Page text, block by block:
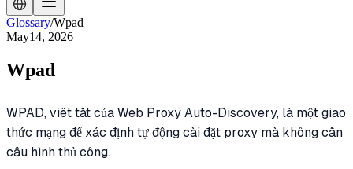
Glossary/Wpad
May14, 2026
Wpad
WPAD, viết tắt của Web Proxy Auto-Discovery, là một giao
thức mạng để xác định tự động cài đặt proxy mà không cần
cấu hình thủ công.